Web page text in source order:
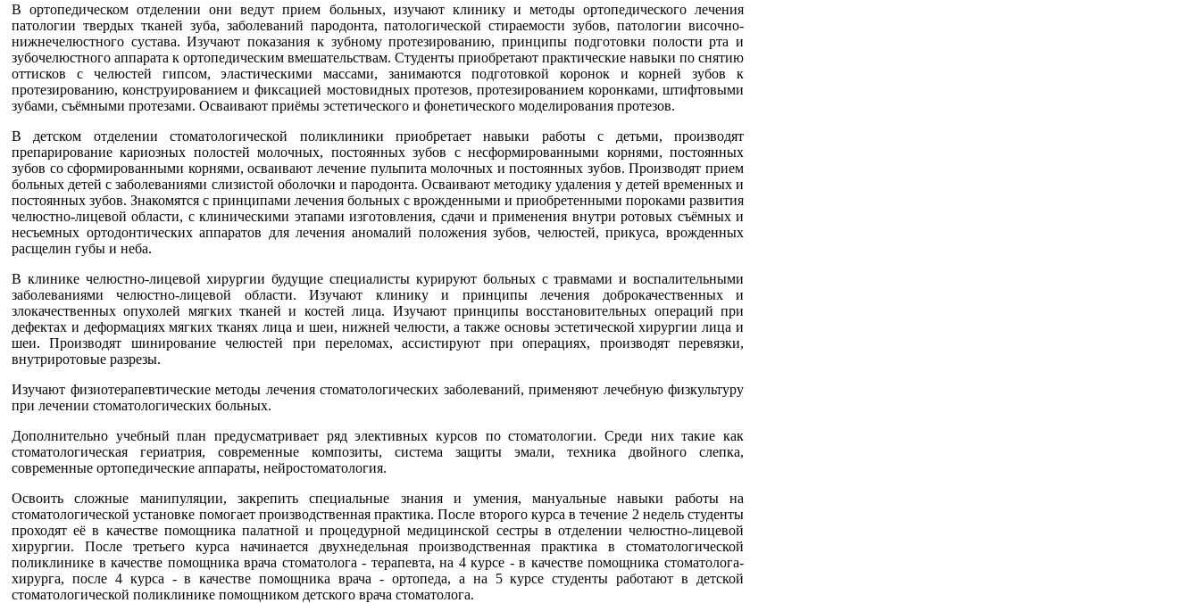
В ортопедическом отделении они ведут прием больных, изучают клинику и методы ортопедического лечения
патологии твердых тканей зуба, заболеваний пародонта, патологической стираемости зубов, патологии височно-
нижнечелюстного cyстава. Изучают показания к зубному протезированию, принципы подготовки полости рта и
зубочелюстного аппарата к ортопедическим вмешательствам. Студенты приобретают практические навыки по снятию
оттисков с челюстей гипсом, эластическими массами, занимаются подготовкой коронок и корней зубов к
протезированию, конструированием и фиксацией мостовидных протезов, протезированием коронками, штифтовыми
зубами, съёмными протезами. Осваивают приёмы эстетического и фонетического моделирования протезов.
В детском отделении стоматологической поликлиники приобретает навыки работы с детьми, производят
препарирование кариозных полостей молочных, постоянных зубов с несформированными корнями, постоянных
зубов со сформированными корнями, осваивают лечение пульпита молочных и постоянных зубов. Производят прием
больных детей с заболеваниями слизистой оболочки и пародонта. Осваивают методику удаления у детей временных и
постоянных зубов. Знакомятся с принципами лечения больных с врожденными и приобретенными пороками развития
челюстно-лицевой области, с клиническими этапами изготовления, сдачи и применения внутри ротовых съёмных и
несъемных ортодонтических аппаратов для лечения аномалий положения зубов, челюстей, прикуса, врожденных
расщелин губы и неба.
В клинике челюстно-лицевой хирургии будущие специалисты курируют больных с травмами и воспалительными
заболеваниями челюстно-лицевой области. Изучают клинику и принципы лечения доброкачественных и
злокачественных опухолей мягких тканей и костей лица. Изучают принципы восстановительных операций при
дефектах и деформациях мягких тканях лица и шеи, нижней челюсти, а также основы эстетической хирургии лица и
шеи. Производят шинирование челюстей при переломах, ассистируют при операциях, производят перевязки,
внутриротовые разрезы.
Изучают физиотерапевтические методы лечения стоматологических заболеваний, применяют лечебную физкультуру
при лечении стоматологических больных.
Дополнительно учебный план предусматривает ряд элективных курсов по стоматологии. Среди них такие как
стоматологическая гериатрия, современные композиты, система защиты эмали, техника двойного слепка,
современные ортопедические аппараты, нейростоматология.
Освоить сложные манипуляции, закрепить специальные знания и умения, мануальные навыки работы на
стоматологической установке помогает производственная практика. После второго курса в течение 2 недель студенты
проходят её в качестве помощника палатной и процедурной медицинской сестры в отделении челюстно-лицевой
хирургии. После третьего курса начинается двухнедельная производственная практика в стоматологической
поликлинике в качестве помощника врача стоматолога - терапевта, на 4 курсе - в качестве помощника стоматолога-
хирурга, после 4 курса - в качестве помощника врача - ортопеда, а на 5 курсе студенты работают в детской
стоматологической поликлинике помощником детского врача стоматолога.